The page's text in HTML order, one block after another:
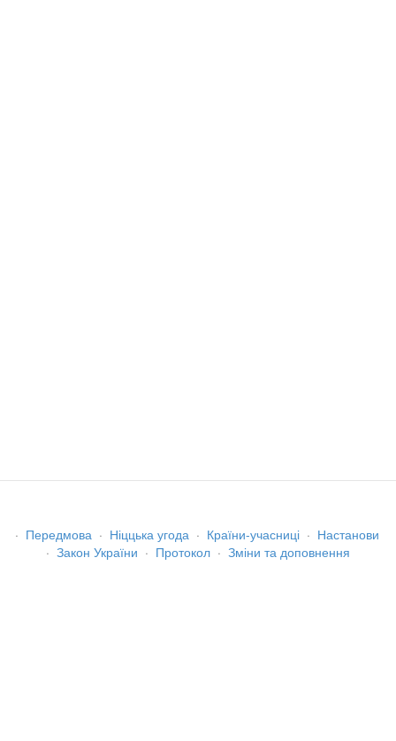
· Передмова · Ніццька угода · Країни-учасниці · Настанови
· Закон України · Протокол · Зміни та доповнення